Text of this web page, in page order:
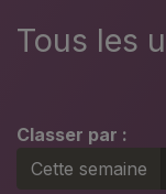
Tous les
Classer par :
Cette semaine